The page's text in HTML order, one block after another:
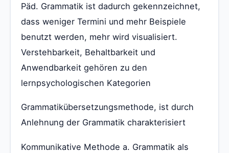
Päd. Grammatik ist dadurch gekennzeichnet,
dass weniger Termini und mehr Beispiele
benutzt werden, mehr wird visualisiert.
Verstehbarkeit, Behaltbarkeit und
Anwendbarkeit gehören zu den
lernpsychologischen Kategorien
Grammatikübersetzungsmethode, ist durch
Anlehnung der Grammatik charakterisiert
Kommunikative Methode a. Grammatik als